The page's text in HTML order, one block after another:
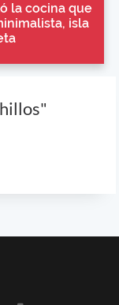
la cocina que
isla